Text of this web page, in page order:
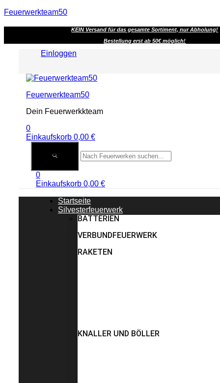
Feuerwerkteam50
KEIN Versand für das gesamte Sortiment, nur Abholung!
Bestellung erst ab 50€ möglich!
Einloggen
Menu
Feuerwerkteam50
Dein Feuerwerkkteam
0
Einkaufskorb 0,00 €
0
Einkaufskorb 0,00 €
Startseite
Silvesterfeuerwerk
BATTERIEN
VERBUNDFEUERWERK
RAKETEN
KNALLER UND BÖLLER